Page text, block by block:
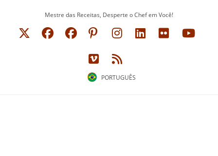
Mestre das Receitas, Desperte o Chef em Você!
PORTUGUÊS